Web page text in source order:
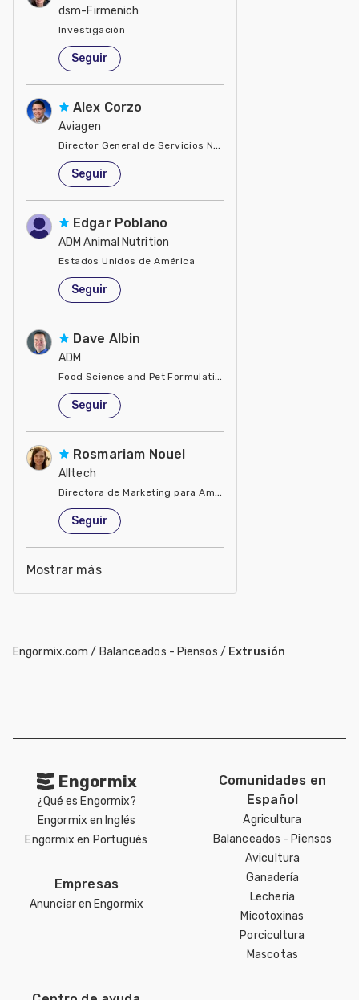
dsm-Firmenich
Investigación
Estados Unidos de América
Seguir
Alex Corzo
Aviagen
Director General de Servicios Nutricionales
Estados Unidos de América
Seguir
Edgar Poblano
ADM Animal Nutrition
Estados Unidos de América
Seguir
Dave Albin
ADM
Food Science and Pet Formulation
Estados Unidos de América
Seguir
Rosmariam Nouel
Alltech
Directora de Marketing para América Latina
Estados Unidos de América
Seguir
Mostrar más
Engormix.com / Balanceados - Piensos / Extrusión
Engormix
¿Qué es Engormix?
Engormix en Inglés
Engormix en Portugués
Empresas
Anunciar en Engormix
Comunidades en
Español
Agricultura
Balanceados - Piensos
Avicultura
Ganadería
Lechería
Micotoxinas
Porcicultura
Mascotas